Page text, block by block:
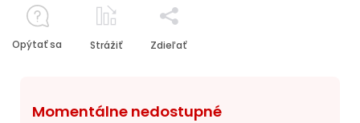
Momentálne nedostupné
Opýtať sa Strážiť Zdieľať